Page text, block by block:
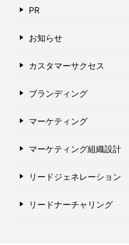
PR
お知らせ
カスタマーサクセス
ブランディング
マーケティング
マーケティング組織設計
リードジェネレーション
リードナーチャリング